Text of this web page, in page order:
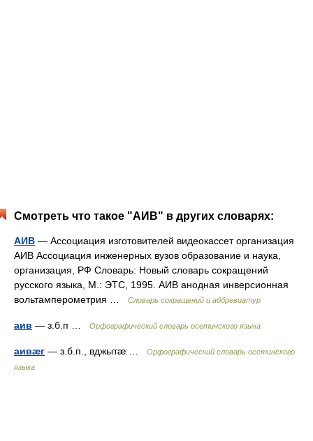
Смотреть что такое "АИВ" в других словарях:
АИВ — Ассоциация изготовителей видеокассет организация
АИВ Ассоциация инженерных вузов образование и наука,
организация, РФ Словарь: Новый словарь сокращений
русского языка, М.: ЭТС, 1995. АИВ анодная инверсионная
вольтамперометрия …
Словарь сокращений и аббревиатур
аив — з.б.п … Орфографический словарь осетинского языка
аивæг — з.б.п., вджытæ …
Орфографический словарь осетинского
языка